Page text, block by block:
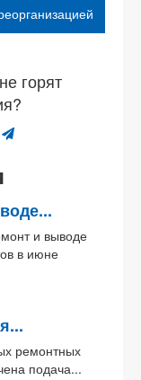
горят
и выводе
в июне
ремонтных
подача...